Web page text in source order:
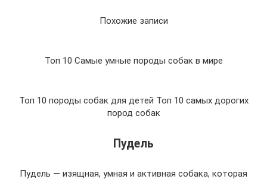
Похожие записи
Топ 10 Самые умные породы собак в мире
Топ 10 породы собак для детей Топ 10 самых дорогих
пород собак
Пудель
Пудель — изящная, умная и активная собака, которая